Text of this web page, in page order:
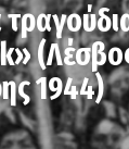
1944)